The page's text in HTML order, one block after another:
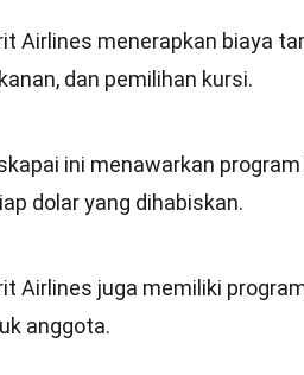
Airlines menerapkan biaya
dan pemilihan kursi.
ini menawarkan
dolar yang dihabiskan.
Airlines juga memiliki
anggota.